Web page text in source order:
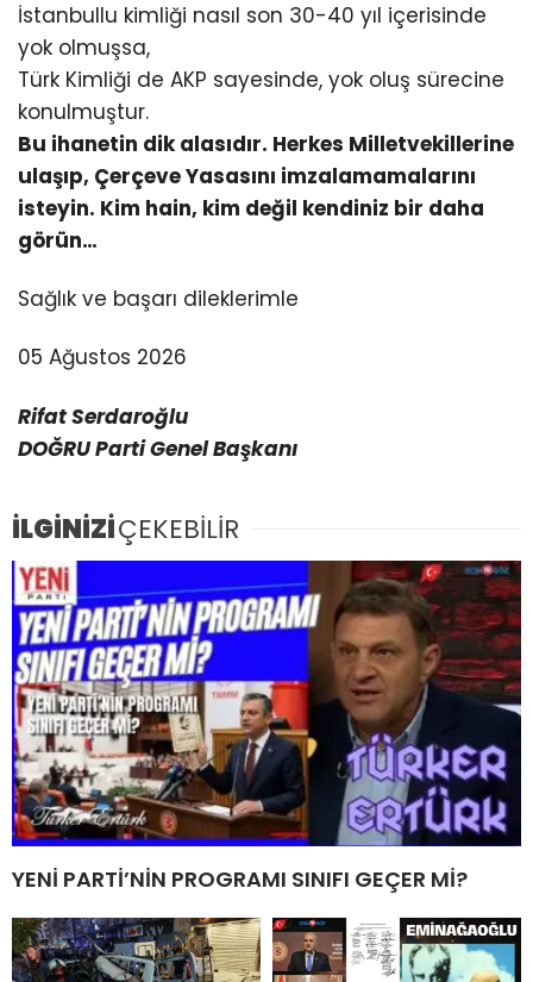
İstanbullu kimliği nasıl son 30-40 yıl içerisinde
yok olmuşsa,
Türk Kimliği de AKP sayesinde, yok oluş sürecine
konulmuştur.
Bu ihanetin dik alasıdır. Herkes Milletvekillerine
ulaşıp, Çerçeve Yasasını imzalamamalarını
isteyin. Kim hain, kim değil kendiniz bir daha
görün…
Sağlık ve başarı dileklerimle
05 Ağustos 2026
Rifat Serdaroğlu
DOĞRU Parti Genel Başkanı
İLGİNİZİÇEKEBİLİR
YENİ PARTİ’NİN PROGRAMI SINIFI GEÇER Mİ?